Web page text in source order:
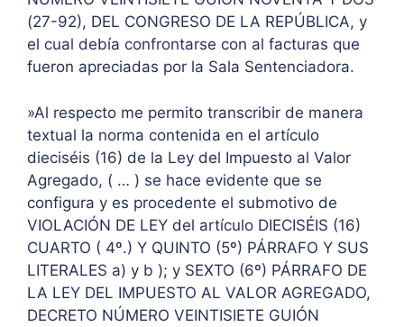
(27-92), DEL CONGRESO DE LA REPÚBLICA, y
el cual debía confrontarse con al facturas que
fueron apreciadas por la Sala Sentenciadora.
»Al respecto me permito transcribir de manera
textual la norma contenida en el artículo
dieciséis (16) de la Ley del Impuesto al Valor
Agregado, ( … ) se hace evidente que se
configura y es procedente el submotivo de
VIOLACIÓN DE LEY del artículo DIECISÉIS (16)
CUARTO ( 4º.) Y QUINTO (5º) PÁRRAFO Y SUS
LITERALES a) y b ); y SEXTO (6º) PÁRRAFO DE
LA LEY DEL IMPUESTO AL VALOR AGREGADO,
DECRETO NÚMERO VEINTISIETE GUIÓN